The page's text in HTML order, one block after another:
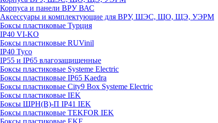
Корпуса и панели ВРУ ВАС
Аксессуары и комплектующие для ВРУ, ШЭС, ЩО, ЩЭ, УЭРМ
Боксы пластиковые Турция
IP40 VI-KO
Боксы пластиковые RUVinil
IP40 Тусо
IP55 и IP65 влагозащищенные
Боксы пластиковые Systeme Electric
Боксы пластиковые IP65 Kaedra
Боксы пластиковые City9 Box Systeme Electric
Боксы пластиковые IEK
Боксы ЩРН(В)-П IP41 IEK
Боксы пластиковые TEKFOR IEK
Боксы пластиковые EKF